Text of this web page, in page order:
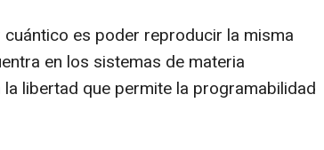
es poder reproducir la misma
en los sistemas de materia
libertad que permite la programabilidad